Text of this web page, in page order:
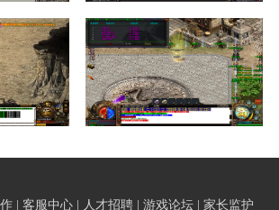
| 客服中心 | 人才招聘 | 游戏论坛 | 家长监护